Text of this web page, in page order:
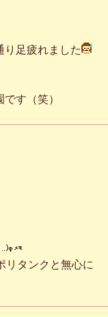
り足疲れました
す（笑）
リタンクと無心に